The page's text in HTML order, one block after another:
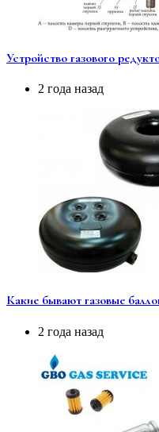
Устройство газового
2 года назад
Какие бывают газовые
2 года назад